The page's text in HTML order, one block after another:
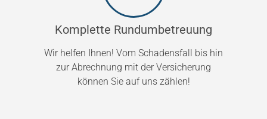
Komplette Rundumbetreuung
Wir helfen Ihnen! Vom Schadensfall bis hin
zur Abrechnung mit der Versicherung
können Sie auf uns zählen!